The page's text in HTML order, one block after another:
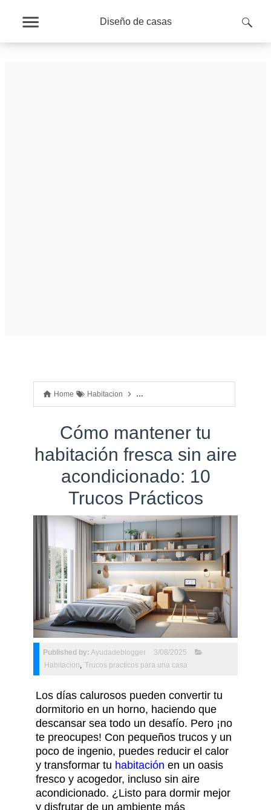
Diseño de casas
Home Habitacion Trucos practicos para una casa
Cómo mantener tu
habitación fresca sin aire
acondicionado: 10
Trucos Prácticos
Published by: Ayudadeblogger
3/08/2025
Habitacion, Trucos practicos para una casa
Los días calurosos pueden convertir tu
dormitorio en un horno, haciendo que
descansar sea todo un desafío. Pero ¡no
te preocupes! Con pequeños trucos y un
poco de ingenio, puedes reducir el calor
y transformar tu habitación en un oasis
fresco y acogedor, incluso sin aire
acondicionado. ¿Listo para dormir mejor
y disfrutar de un ambiente más